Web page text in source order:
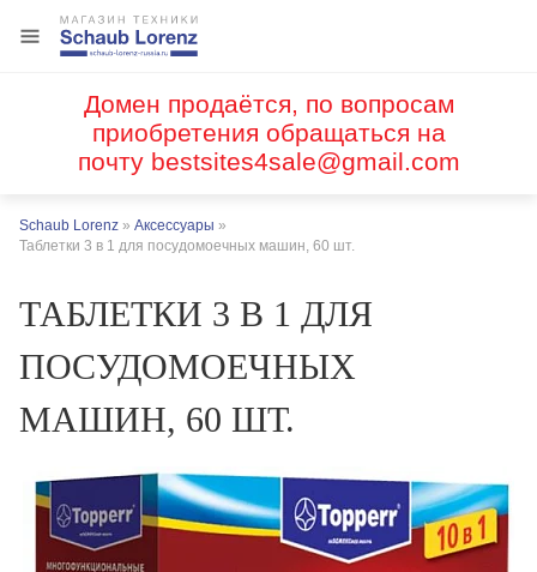
Домен продаётся, по вопросам
приобретения обращаться на
почту bestsites4sale@gmail.com
Schaub Lorenz » Аксессуары »
Таблетки 3 в 1 для посудомоечных машин, 60 шт.
ТАБЛЕТКИ 3 В 1 ДЛЯ
ПОСУДОМОЕЧНЫХ
МАШИН, 60 ШТ.